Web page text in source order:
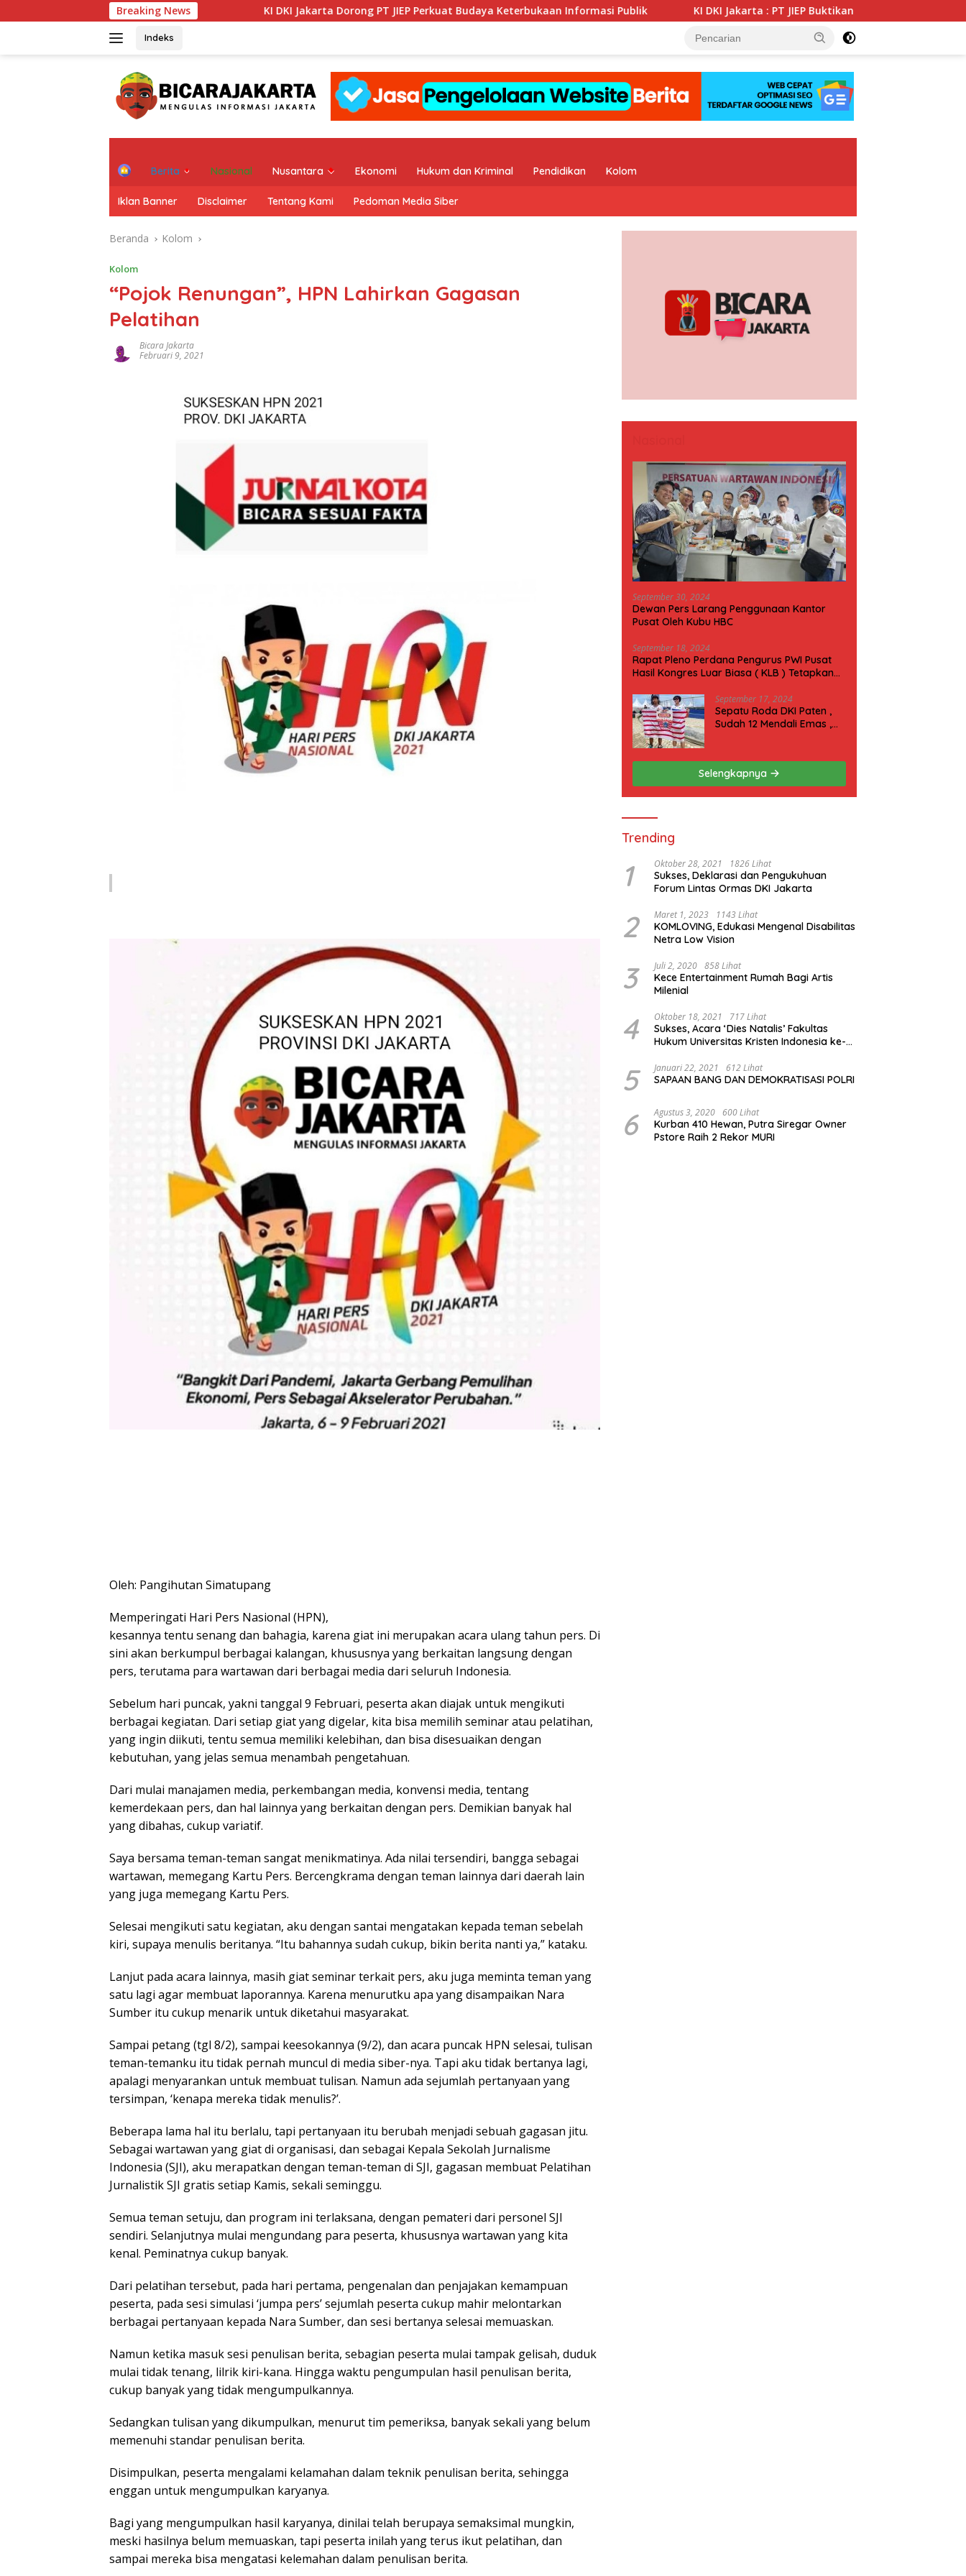
ke
Breaking NewsKI DKI Jakarta Dorong PT JIEP Perkuat Budaya Keterbukaan Informasi Publik KI DKI Jakarta : PT JIEP Buktikan Transparansi KIP Mampu Perkuat
Indeks
H
e
Berita Nasional Nusantara Ekonomi Hukum dan Kriminal Pendidikan Kolom
Iklan Banner Disclaimer Tentang Kami Pedoman Media Siber
Beranda Kolom
Kolom
“Pojok Renungan”, HPN Lahirkan Gagasan
Pelatihan
Bicara Jakarta
Februari 9, 2021
Oleh: Pangihutan Simatupang
Memperingati Hari Pers Nasional (HPN),
kesannya tentu senang dan bahagia, karena giat ini merupakan acara ulang tahun pers. Di
sini akan berkumpul berbagai kalangan, khususnya yang berkaitan langsung dengan
pers, terutama para wartawan dari berbagai media dari seluruh Indonesia.
Sebelum hari puncak, yakni tanggal 9 Februari, peserta akan diajak untuk mengikuti
berbagai kegiatan. Dari setiap giat yang digelar, kita bisa memilih seminar atau pelatihan,
yang ingin diikuti, tentu semua memiliki kelebihan, dan bisa disesuaikan dengan
kebutuhan, yang jelas semua menambah pengetahuan.
Dari mulai manajamen media, perkembangan media, konvensi media, tentang
kemerdekaan pers, dan hal lainnya yang berkaitan dengan pers. Demikian banyak hal
yang dibahas, cukup variatif.
Saya bersama teman-teman sangat menikmatinya. Ada nilai tersendiri, bangga sebagai
wartawan, memegang Kartu Pers. Bercengkrama dengan teman lainnya dari daerah lain
yang juga memegang Kartu Pers.
Selesai mengikuti satu kegiatan, aku dengan santai mengatakan kepada teman sebelah
kiri, supaya menulis beritanya. “Itu bahannya sudah cukup, bikin berita nanti ya,” kataku.
Lanjut pada acara lainnya, masih giat seminar terkait pers, aku juga meminta teman yang
satu lagi agar membuat laporannya. Karena menurutku apa yang disampaikan Nara
Sumber itu cukup menarik untuk diketahui masyarakat.
Sampai petang (tgl 8/2), sampai keesokannya (9/2), dan acara puncak HPN selesai, tulisan
teman-temanku itu tidak pernah muncul di media siber-nya. Tapi aku tidak bertanya lagi,
apalagi menyarankan untuk membuat tulisan. Namun ada sejumlah pertanyaan yang
tersimpan, ‘kenapa mereka tidak menulis?’.
Beberapa lama hal itu berlalu, tapi pertanyaan itu berubah menjadi sebuah gagasan jitu.
Sebagai wartawan yang giat di organisasi, dan sebagai Kepala Sekolah Jurnalisme
Indonesia (SJI), aku merapatkan dengan teman-teman di SJI, gagasan membuat Pelatihan
Jurnalistik SJI gratis setiap Kamis, sekali seminggu.
Semua teman setuju, dan program ini terlaksana, dengan pemateri dari personel SJI
sendiri. Selanjutnya mulai mengundang para peserta, khususnya wartawan yang kita
kenal. Peminatnya cukup banyak.
Dari pelatihan tersebut, pada hari pertama, pengenalan dan penjajakan kemampuan
peserta, pada sesi simulasi ‘jumpa pers’ sejumlah peserta cukup mahir melontarkan
berbagai pertanyaan kepada Nara Sumber, dan sesi bertanya selesai memuaskan.
Namun ketika masuk sesi penulisan berita, sebagian peserta mulai tampak gelisah, duduk
mulai tidak tenang, lilrik kiri-kana. Hingga waktu pengumpulan hasil penulisan berita,
cukup banyak yang tidak mengumpulkannya.
Sedangkan tulisan yang dikumpulkan, menurut tim pemeriksa, banyak sekali yang belum
memenuhi standar penulisan berita.
Disimpulkan, peserta mengalami kelamahan dalam teknik penulisan berita, sehingga
enggan untuk mengumpulkan karyanya.
Bagi yang mengumpulkan hasil karyanya, dinilai telah berupaya semaksimal mungkin,
meski hasilnya belum memuaskan, tapi peserta inilah yang terus ikut pelatihan, dan
sampai mereka bisa mengatasi kelemahan dalam penulisan berita.
September 30, 2024
Dewan Pers Larang Penggunaan Kantor
Pusat Oleh Kubu HBC
September 18, 2024
Rapat Pleno Perdana Pengurus PWI Pusat
Hasil Kongres Luar Biasa ( KLB ) Tetapkan
September 17, 2024
Sepatu Roda DKI Paten ,
Sudah 12 Mendali Emas ,
Selengkapnya
Trending
1 Oktober 28, 2021 1826 Lihat
Sukses, Deklarasi dan Pengukuhuan
Forum Lintas Ormas DKI Jakarta
2 Maret 1, 2023 1143 Lihat
KOMLOVING, Edukasi Mengenal Disabilitas
Netra Low Vision
3 Juli 2, 2020 858 Lihat
Kece Entertainment Rumah Bagi Artis
Milenial
4 Oktober 18, 2021 717 Lihat
Sukses, Acara ‘Dies Natalis’ Fakultas
Hukum Universitas Kristen Indonesia ke-
5 Januari 22, 2021 612 Lihat
SAPAAN BANG DAN DEMOKRATISASI POLRI
6 Agustus 3, 2020 600 Lihat
Kurban 410 Hewan, Putra Siregar Owner
Pstore Raih 2 Rekor MURI